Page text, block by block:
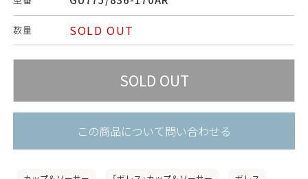
数量 SOLD OUT
この商品について問い合わせる